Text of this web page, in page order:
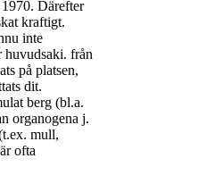
Därefter
kraftigt.
inte
huvudsaki. från
på platsen,
dit.
berg (bl.a.
organogena j.
mull,
ofta